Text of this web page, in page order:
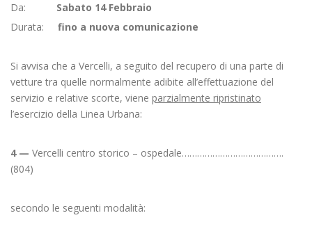
Da:
Sabato 14 Febbraio
Durata: fino a nuova comunicazione
Si avvisa che a Vercelli, a seguito del recupero di una parte di
vetture tra quelle normalmente adibite all’effettuazione del
servizio e relative scorte, viene parzialmente ripristinato
l’esercizio della Linea Urbana:
4 — Vercelli centro storico – ospedale………………………………….
(804)
secondo le seguenti modalità: